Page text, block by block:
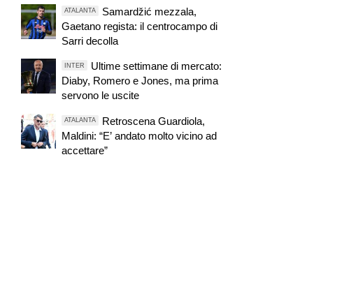
ATALANTA
Samardžić mezzala,
Gaetano regista: il centrocampo di
Sarri decolla
INTER
Ultime settimane di mercato:
Diaby, Romero e Jones, ma prima
servono le uscite
ATALANTA
Retroscena Guardiola,
Maldini: “E’ andato molto vicino ad
accettare”